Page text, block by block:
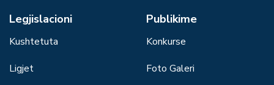
Legjislacioni
Kushtetuta
Ligjet
Publikime
Konkurse
Foto Galeri